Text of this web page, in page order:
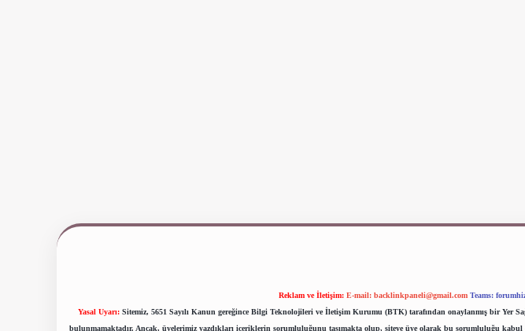
Reklam ve İletişim: E-mail: backlinkpaneli@gmail.com Teams:
Yasal Uyarı: Sitemiz, 5651 Sayılı Kanun gereğince Bilgi Teknolojileri ve İletişim Kurumu (BTK) tarafından onaylanmış bir Yer
bulunmamaktadır. Ancak, üyelerimiz yazdıkları içeriklerin sorumluluğunu taşımakta olup, siteye üye olarak bu sorumluluğu